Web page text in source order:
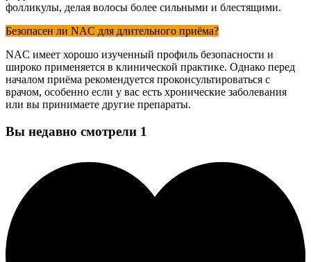
фолликулы, делая волосы более сильными и блестящими.
Безопасен ли NAC для длительного приёма?
NAC имеет хорошо изученный профиль безопасности и
широко применяется в клинической практике. Однако перед
началом приёма рекомендуется проконсультироваться с
врачом, особенно если у вас есть хронические заболевания
или вы принимаете другие препараты.
Вы недавно смотрели 1